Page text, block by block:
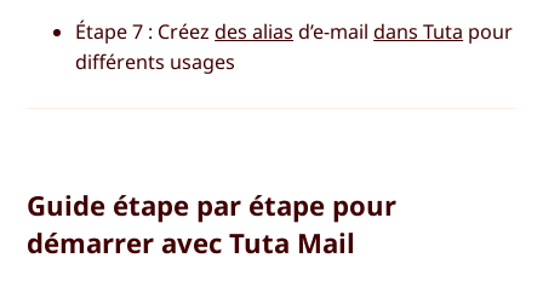
Étape 7 : Créezdes alias d’e-maildans Tuta pour
différents usages
Guide étape par étape pour
démarrer avec Tuta Mail